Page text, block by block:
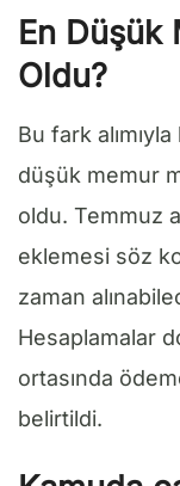
En Düşük
Oldu?
Bu fark
düşük memur
oldu. Temmuz
eklemesi söz
zaman
Hesaplamalar
ortasında
belirtildi.